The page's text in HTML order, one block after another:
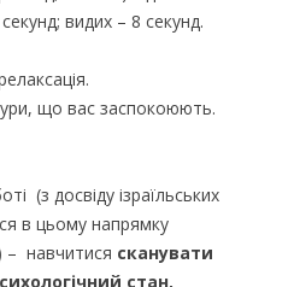
видих – 8 секунд.
що вас заспокоюють.
(з досвіду ізраїльських
в цьому напрямку
– навчитися сканувати
стан,